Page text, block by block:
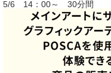
5/6 14：00～ 30分間